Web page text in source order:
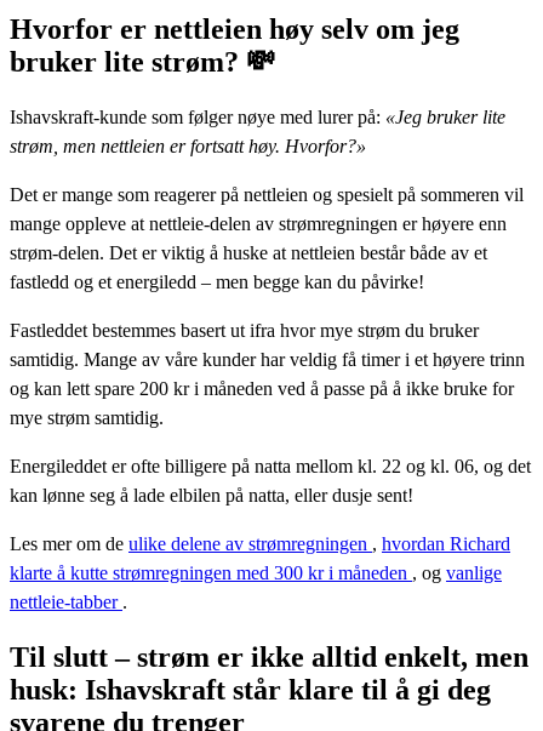
Hvorfor er nettleien høy selv om jeg
bruker lite strøm? 💸
Ishavskraft-kunde som følger nøye med lurer på: «Jeg bruker lite
strøm, men nettleien er fortsatt høy. Hvorfor?»
Det er mange som reagerer på nettleien og spesielt på sommeren vil
mange oppleve at nettleie-delen av strømregningen er høyere enn
strøm-delen. Det er viktig å huske at nettleien består både av et
fastledd og et energiledd – men begge kan du påvirke!
Fastleddet bestemmes basert ut ifra hvor mye strøm du bruker
samtidig. Mange av våre kunder har veldig få timer i et høyere trinn
og kan lett spare 200 kr i måneden ved å passe på å ikke bruke for
mye strøm samtidig.
Energileddet er ofte billigere på natta mellom kl. 22 og kl. 06, og det
kan lønne seg å lade elbilen på natta, eller dusje sent!
Les mer om de ulike delene av strømregningen , hvordan Richard
klarte å kutte strømregningen med 300 kr i måneden , og vanlige
nettleie-tabber .
Til slutt – strøm er ikke alltid enkelt, men
husk: Ishavskraft står klare til å gi deg
svarene du trenger